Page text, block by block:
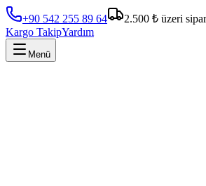
+90 542 255 89 64
2.500 ₺ üzeri
Kargo TakipYardım
Menü